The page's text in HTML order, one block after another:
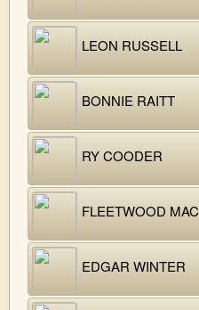
LEON RUSSELL
BONNIE RAITT
RY COODER
FLEETWOOD MAC
EDGAR WINTER